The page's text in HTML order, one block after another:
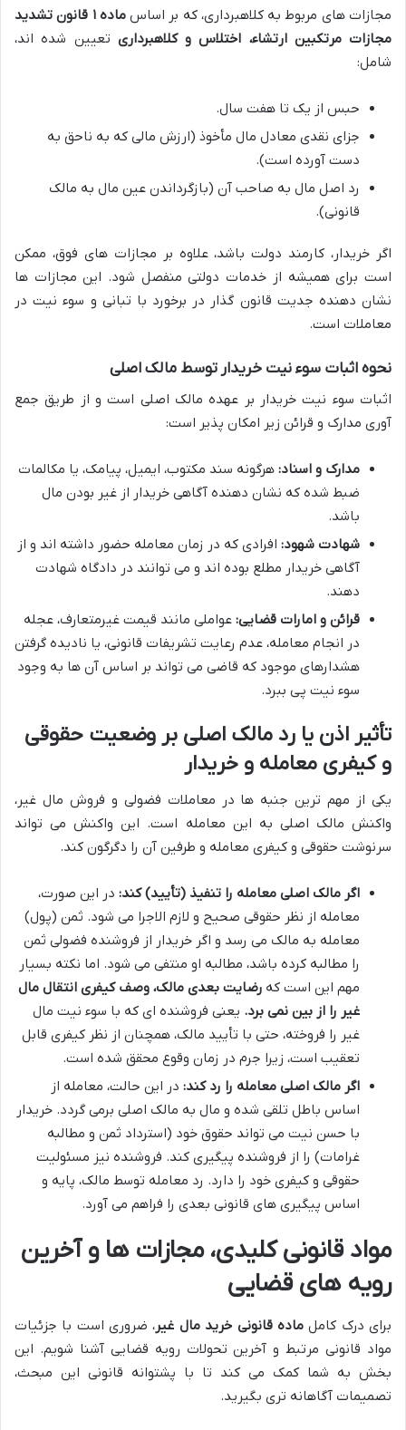
مجازات های مربوط به کلاهبرداری، که بر اساس
ماده ۱ قانون تشدید
مجازات مرتکبین ارتشاء، اختلاس و کلاهبرداری تعیین شده اند،
شامل:
حبس از یک تا هفت سال.
جزای نقدی معادل مال مأخوذ (ارزش مالی که به ناحق به
دست آورده است).
رد اصل مال به صاحب آن (بازگرداندن عین مال به مالک
قانونی).
اگر خریدار، کارمند دولت باشد، علاوه بر مجازات های فوق، ممکن
است برای همیشه از خدمات دولتی منفصل شود. این مجازات ها
نشان دهنده جدیت قانون گذار در برخورد با تبانی و سوء نیت در
معاملات است.
نحوه اثبات سوء نیت خریدار توسط مالک اصلی
اثبات سوء نیت خریدار بر عهده مالک اصلی است و از طریق جمع
آوری مدارک و قرائن زیر امکان پذیر است:
مدارک و اسناد: هرگونه سند مکتوب، ایمیل، پیامک، یا مکالمات
ضبط شده که نشان دهنده آگاهی خریدار از غیر بودن مال
باشد.
شهادت شهود: افرادی که در زمان معامله حضور داشته اند و از
آگاهی خریدار مطلع بوده اند و می توانند در دادگاه شهادت
دهند.
قرائن و امارات قضایی: عواملی مانند قیمت غیرمتعارف، عجله
در انجام معامله، عدم رعایت تشریفات قانونی، یا نادیده گرفتن
هشدارهای موجود که قاضی می تواند بر اساس آن ها به وجود
سوء نیت پی ببرد.
تأثیر اذن یا رد مالک اصلی بر وضعیت حقوقی
و کیفری معامله و خریدار
یکی از مهم ترین جنبه ها در معاملات فضولی و فروش مال غیر،
واکنش مالک اصلی به این معامله است. این واکنش می تواند
سرنوشت حقوقی و کیفری معامله و طرفین آن را دگرگون کند.
اگر مالک اصلی معامله را تنفیذ (تأیید) کند: در این صورت،
معامله از نظر حقوقی صحیح و لازم الاجرا می شود. ثمن (پول)
معامله به مالک می رسد و اگر خریدار از فروشنده فضولی ثمن
را مطالبه کرده باشد، مطالبه او منتفی می شود. اما نکته بسیار
مهم این است که رضایت بعدی مالک، وصف کیفری انتقال مال
غیر را از بین نمی برد. یعنی فروشنده ای که با سوء نیت مال
غیر را فروخته، حتی با تأیید مالک، همچنان از نظر کیفری قابل
تعقیب است، زیرا جرم در زمان وقوع محقق شده است.
اگر مالک اصلی معامله را رد کند: در این حالت، معامله از
اساس باطل تلقی شده و مال به مالک اصلی برمی گردد. خریدار
با حسن نیت می تواند حقوق خود (استرداد ثمن و مطالبه
غرامات) را از فروشنده پیگیری کند. فروشنده نیز مسئولیت
حقوقی و کیفری خود را دارد. رد معامله توسط مالک، پایه و
اساس پیگیری های قانونی بعدی را فراهم می آورد.
مواد قانونی کلیدی، مجازات ها و آخرین
رویه های قضایی
برای درک کاملماده قانونی خرید مال غیر، ضروری است با جزئیات
مواد قانونی مرتبط و آخرین تحولات رویه قضایی آشنا شویم. این
بخش به شما کمک می کند تا با پشتوانه قانونی این مبحث،
تصمیمات آگاهانه تری بگیرید.